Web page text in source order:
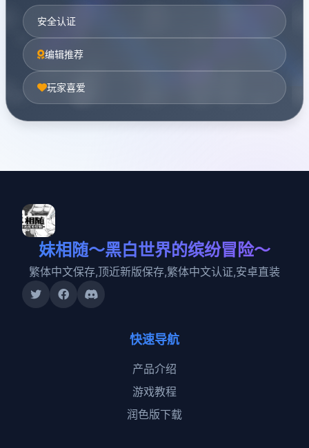
安全认证
编辑推荐
玩家喜爱
妹相随～黑白世界的缤纷冒险～
繁体中文保存,顶近新版保存,繁体中文认证,安卓直装
快速导航
产品介绍
游戏教程
润色版下载